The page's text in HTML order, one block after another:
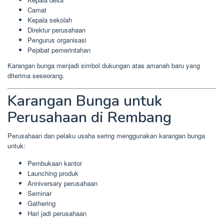
Camat
Kepala sekolah
Direktur perusahaan
Pengurus organisasi
Pejabat pemerintahan
Karangan bunga menjadi simbol dukungan atas amanah baru yang
diterima seseorang.
Karangan Bunga untuk
Perusahaan di Rembang
Perusahaan dan pelaku usaha sering menggunakan karangan bunga
untuk:
Pembukaan kantor
Launching produk
Anniversary perusahaan
Seminar
Gathering
Hari jadi perusahaan